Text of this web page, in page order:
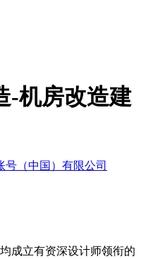
-机房改造建
号（中国）有限公司
成立有资深设计师领衔的